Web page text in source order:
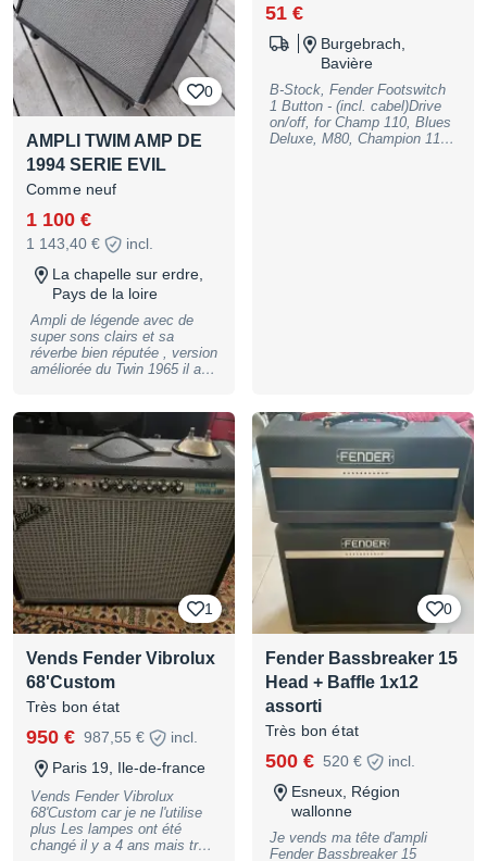
amortisseurs en mousse. A
saisir ! Cordialement. nb :
paiement préalable par
virement bancaire puis envoi
par mondial relay
0
AMPLI TWIM AMP DE
1994 SERIE EVIL
Comme neuf
1 100 €
1 143,40 €
incl.
La chapelle sur erdre,
Pays de la loire
Ampli de légende avec de
super sons clairs et sa
réverbe bien réputée , version
améliorée du Twin 1965 il a
sons crunchs , le trémolo
n'était pas utile sur ce
modèle Fender en fait un
nouveau article dans sa
gamme , il dispose d'un
commutateur 100w à 25 w , à
ne pas confondre avec "the
twin aux boutons rouges",
cela n'a absolument rien à
voir, il faut le mettre en
réponse au Mesa boogie de
la même époque, idéal pour
le gros blues ou le rock
explosif avec son canal
51 €
Burgebrach,
Bavière
B-Stock, Fender Footswitch
1 Button - (incl. cabel)Drive
on/off, for Champ 110, Blues
Deluxe, M80, Champion 110,
1
Vends Fender Vibrolux
68'Custom
Très bon état
950 € 987,55 €
incl.
Paris 19, Ile-de-france
Vends Fender Vibrolux
68'Custom car je ne l'utilise
plus Les lampes ont été
changé il y a 4 ans mais très
0
Fender Bassbreaker 15
Head + Baffle 1x12
assorti
Très bon état
500 € 520 €
incl.
Esneux, Région
wallonne
Je vends ma tête d'ampli
Fender Bassbreaker 15